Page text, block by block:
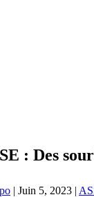
: Des
| Juin 5, 2023 |